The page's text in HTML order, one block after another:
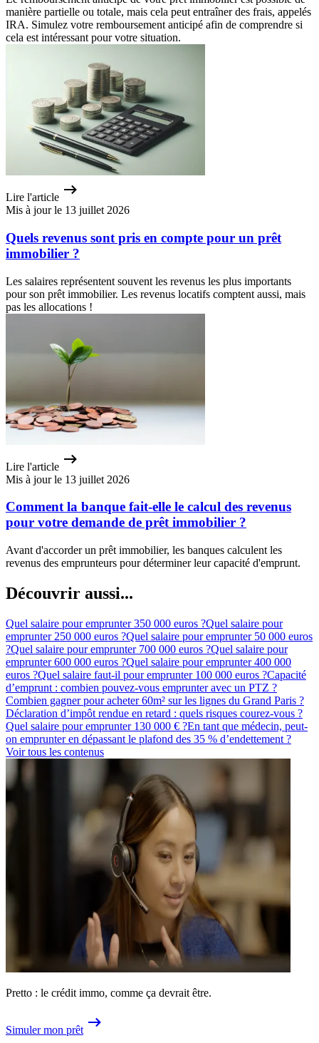
manière partielle ou totale, mais cela peut entraîner des frais, appelés
IRA. Simulez votre remboursement anticipé afin de comprendre si
cela est intéressant pour votre situation.
Lire l'article
Mis à jour le 13 juillet 2026
Quels revenus sont pris en compte pour un prêt
immobilier ?
Les salaires représentent souvent les revenus les plus importants
pour son prêt immobilier. Les revenus locatifs comptent aussi, mais
pas les allocations !
Lire l'article
Mis à jour le 13 juillet 2026
Comment la banque fait-elle le calcul des revenus
pour votre demande de prêt immobilier ?
Avant d'accorder un prêt immobilier, les banques calculent les
revenus des emprunteurs pour déterminer leur capacité d'emprunt.
Découvrir aussi...
Quel salaire pour emprunter 350 000 euros ?Quel salaire pour
emprunter 250 000 euros ?Quel salaire pour emprunter 50 000 euros
?Quel salaire pour emprunter 700 000 euros ?Quel salaire pour
emprunter 600 000 euros ?Quel salaire pour emprunter 400 000
euros ?Quel salaire faut-il pour emprunter 100 000 euros ?Capacité
d’emprunt : combien pouvez-vous emprunter avec un PTZ ?
Combien gagner pour acheter 60m² sur les lignes du Grand Paris ?
Déclaration d’impôt rendue en retard : quels risques courez-vous ?
Quel salaire pour emprunter 130 000 € ?En tant que médecin, peut-
on emprunter en dépassant le plafond des 35 % d’endettement ?
Voir tous les contenus
Pretto : le crédit immo, comme ça devrait être.
Simuler mon prêt